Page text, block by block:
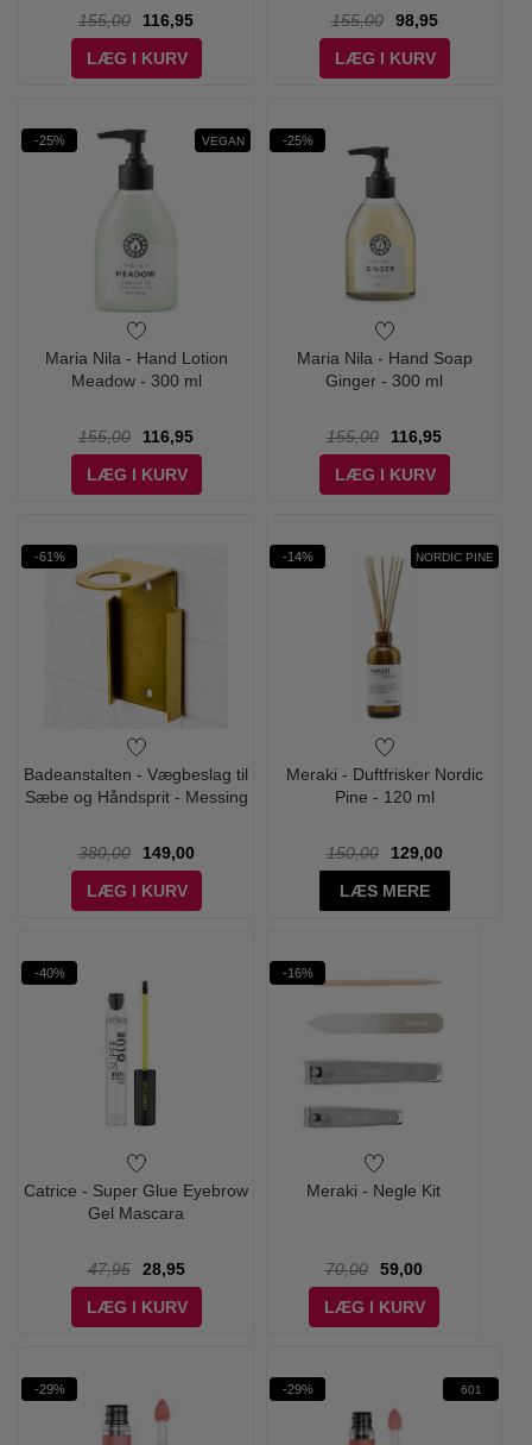
155,00
116,95
LÆG I KURV
155,00
98,95
LÆG I KURV
-25% VEGAN
Maria Nila - Hand Lotion
Meadow - 300 ml
155,00
116,95
LÆG I KURV
-25%
Maria Nila - Hand Soap
Ginger - 300 ml
155,00
116,95
LÆG I KURV
-61%
Badeanstalten - Vægbeslag til
Sæbe og Håndsprit - Messing
380,00
149,00
LÆG I KURV
-14% NORDIC PINE
Meraki - Duftfrisker Nordic
Pine - 120 ml
150,00
129,00
LÆS MERE
-40%
Catrice - Super Glue Eyebrow
Gel Mascara
47,95
28,95
LÆG I KURV
-16%
Meraki - Negle Kit
70,00
59,00
LÆG I KURV
-29% -29% 601